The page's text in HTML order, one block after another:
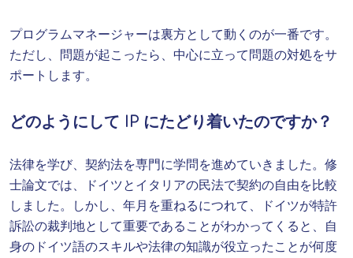
プログラムマネージャーは裏方として動くのが一番です。
ただし、問題が起こったら、中心に立って問題の対処をサ
ポートします。
どのようにして IP にたどり着いたのですか？
法律を学び、契約法を専門に学問を進めていきました。修
士論文では、ドイツとイタリアの民法で契約の自由を比較
しました。しかし、年月を重ねるにつれて、ドイツが特許
訴訟の裁判地として重要であることがわかってくると、自
身のドイツ語のスキルや法律の知識が役立ったことが何度